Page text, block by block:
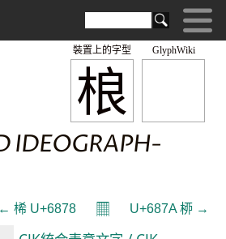
GlyphWiki
桹
裝置上的字型
IDEOGRAPH-
← 桸 U+6878 𝄜 U+687A 桺 →